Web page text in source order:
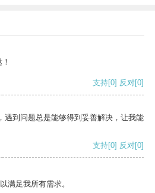
支持[0] 反对[0]
遇到问题总是能够得到妥善解决，让我能
支持[0] 反对[0]
满足我所有需求。